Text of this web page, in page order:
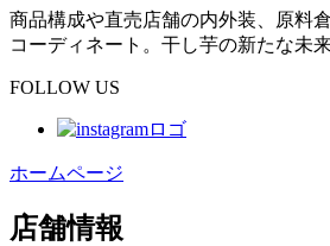
商品構成や直売店舗の内外装、原料
コーディネート。干し芋の新たな未来
FOLLOW US
ホームページ
店舗情報